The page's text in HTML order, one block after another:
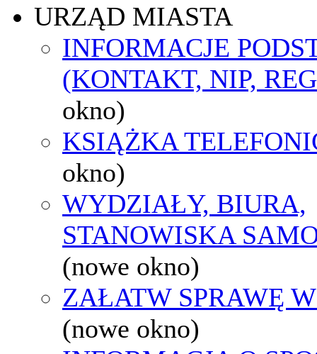
URZĄD MIASTA
INFORMACJE
(KONTAKT, NIP,
okno)
KSIĄŻKA
okno)
WYDZIAŁY, BIURA,
STANOWISKA
(nowe okno)
ZAŁATW SPRAWĘ
(nowe okno)